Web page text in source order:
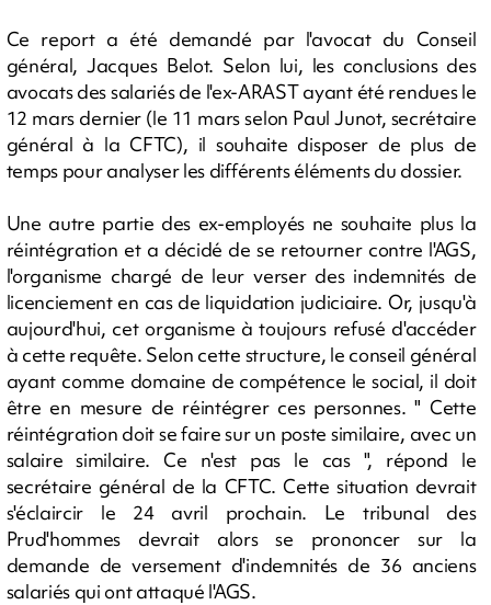
Ce report a été demandé par l'avocat du Conseil
général, Jacques Belot. Selon lui, les conclusions des
avocats des salariés de l'ex-ARAST ayant été rendues le
12 mars dernier (le 11 mars selon Paul Junot, secrétaire
général à la CFTC), il souhaite disposer de plus de
temps pour analyser les différents éléments du dossier.
Une autre partie des ex-employés ne souhaite plus la
réintégration et a décidé de se retourner contre l'AGS,
l'organisme chargé de leur verser des indemnités de
licenciement en cas de liquidation judiciaire. Or, jusqu'à
aujourd'hui, cet organisme à toujours refusé d'accéder
à cette requête. Selon cette structure, le conseil général
ayant comme domaine de compétence le social, il doit
être en mesure de réintégrer ces personnes. " Cette
réintégration doit se faire sur un poste similaire, avec un
salaire similaire. Ce n'est pas le cas ", répond le
secrétaire général de la CFTC. Cette situation devrait
s'éclaircir le 24 avril prochain. Le tribunal des
Prud'hommes devrait alors se prononcer sur la
demande de versement d'indemnités de 36 anciens
salariés qui ont attaqué l'AGS.